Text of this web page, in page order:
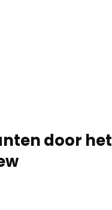
door het